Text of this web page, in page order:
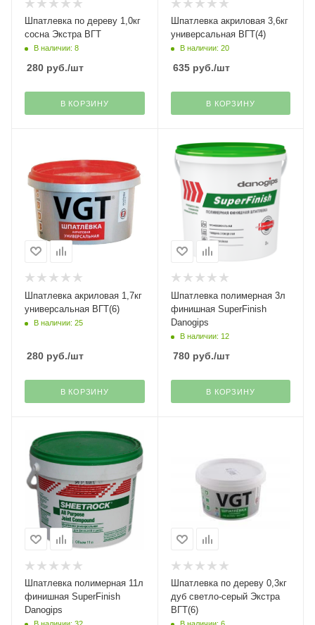
Шпатлевка по дереву 1,0кг
сосна Экстра ВГТ
В наличии: 8
280 руб./шт
В КОРЗИНУ
Шпатлевка акриловая 3,6кг
универсальная ВГТ(4)
В наличии: 20
635руб./шт
В КОРЗИНУ
Шпатлевка акриловая 1,7кг
универсальная ВГТ(6)
В наличии: 25
280 руб./шт
В КОРЗИНУ
Шпатлевка полимерная 3л
финишная SuperFinish
Danogips
В наличии: 12
780руб./шт
В КОРЗИНУ
Шпатлевка полимерная 11л
финишная SuperFinish
Danogips
Шпатлевка по дереву 0,3кг
дуб светло-серый Экстра
ВГТ(6)